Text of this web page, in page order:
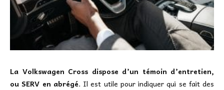
La Volkswagen Cross dispose d’un témoin d’entretien,
ou SERV en abrégé. Il est utile pour indiquer qui se fait des